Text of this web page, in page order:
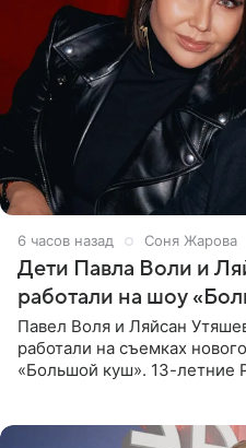
6 часов назад Соня Жарова
Дети Павла Воли и
работали на шоу
Павел Воля и Ляйсан
работали на съемках
«Большой куш». 13-летние